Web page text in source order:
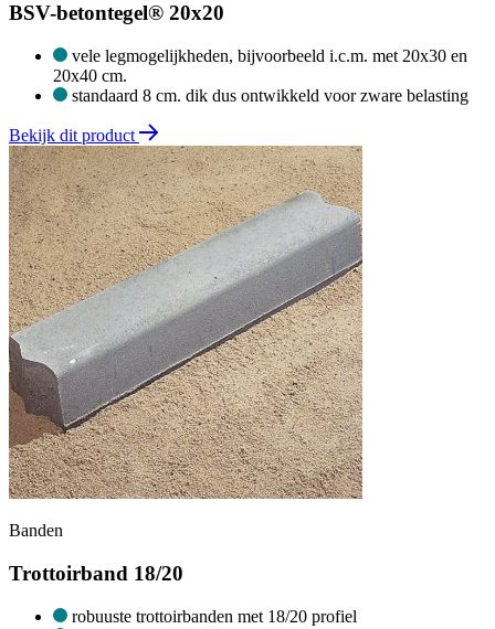
BSV-betontegel® 20x20
vele legmogelijkheden, bijvoorbeeld i.c.m. met 20x30 en
20x40 cm.
standaard 8 cm. dik dus ontwikkeld voor zware belasting
Bekijk dit product
Banden
Trottoirband 18/20
robuuste trottoirbanden met 18/20 profiel